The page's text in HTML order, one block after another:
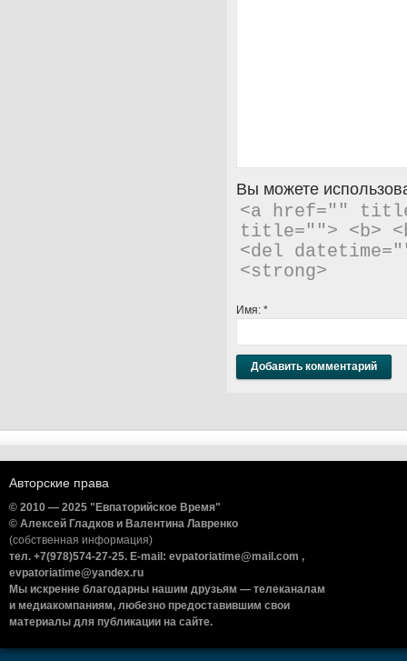
Вы можете
<a href=""
title=""> <b>
<del
<strong>
Имя: *
Авторские права
© 2010 — 2025 "Евпаторийское Время"
© Алексей Гладков и Валентина Лавренко
(собственная информация)
тел. +7(978)574-27-25. E-mail: evpatoriatime@mail.com ,
evpatoriatime@yandex.ru
Мы искренне благодарны нашим друзьям — телеканалам
и медиакомпаниям, любезно предоставившим свои
материалы для публикации на сайте.